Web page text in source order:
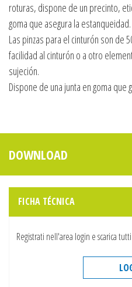
roturas, dispone de un precinto,
goma que asegura la estanqueidad.
Las pinzas para el cinturón son de
facilidad al cinturón o a otro
sujeción.
Dispone de una junta en goma que
DOWNLOAD
FICHA TÉCNICA
Registrati nell'area login e scarica